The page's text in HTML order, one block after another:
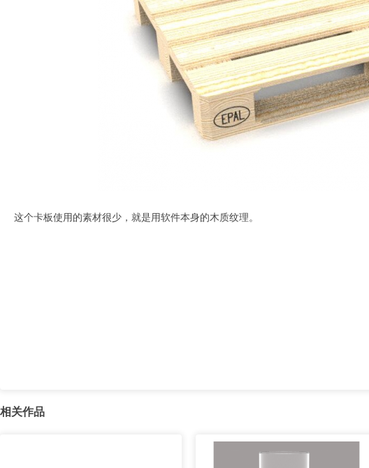
这个卡板使用的素材很少，就是用软件本身的木质纹理。
相关作品